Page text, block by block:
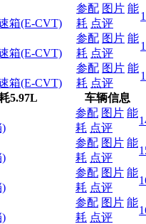
箱(E-CVT)
参配 图片 能
耗 点评
箱(E-CVT)
参配 图片 能
耗 点评
箱(E-CVT)
参配 图片 能
耗 点评
5.97L
车辆信息
)
参配 图片 能
耗 点评
)
参配 图片 能
耗 点评
)
参配 图片 能
耗 点评
)
参配 图片 能
耗 点评